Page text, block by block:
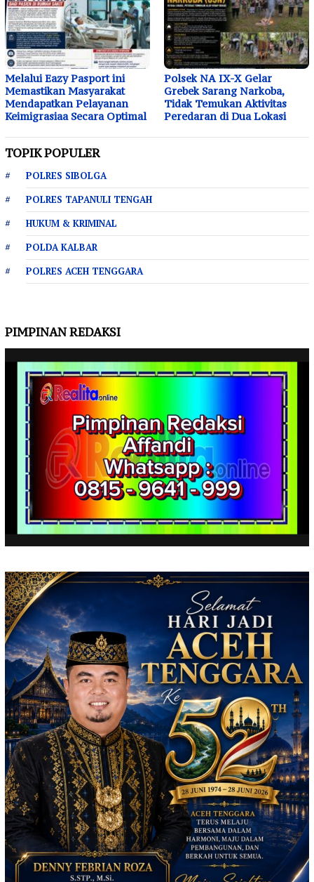
Melalui Eazy Pasport ini
Memastikan Masyarakat
Mendapatkan Pelayanan
Keimigrasiaa Secara Optimal
Polsek NA IX-X Gelar
Grebek Sarang Narkoba,
Tidak Temukan Aktivitas
Peredaran di Dua Lokasi
TOPIK POPULER
POLRES SIBOLGA
POLRES TAPANULI TENGAH
HUKUM & KRIMINAL
POLDA KALBAR
POLRES ACEH TENGGARA
PIMPINAN REDAKSI